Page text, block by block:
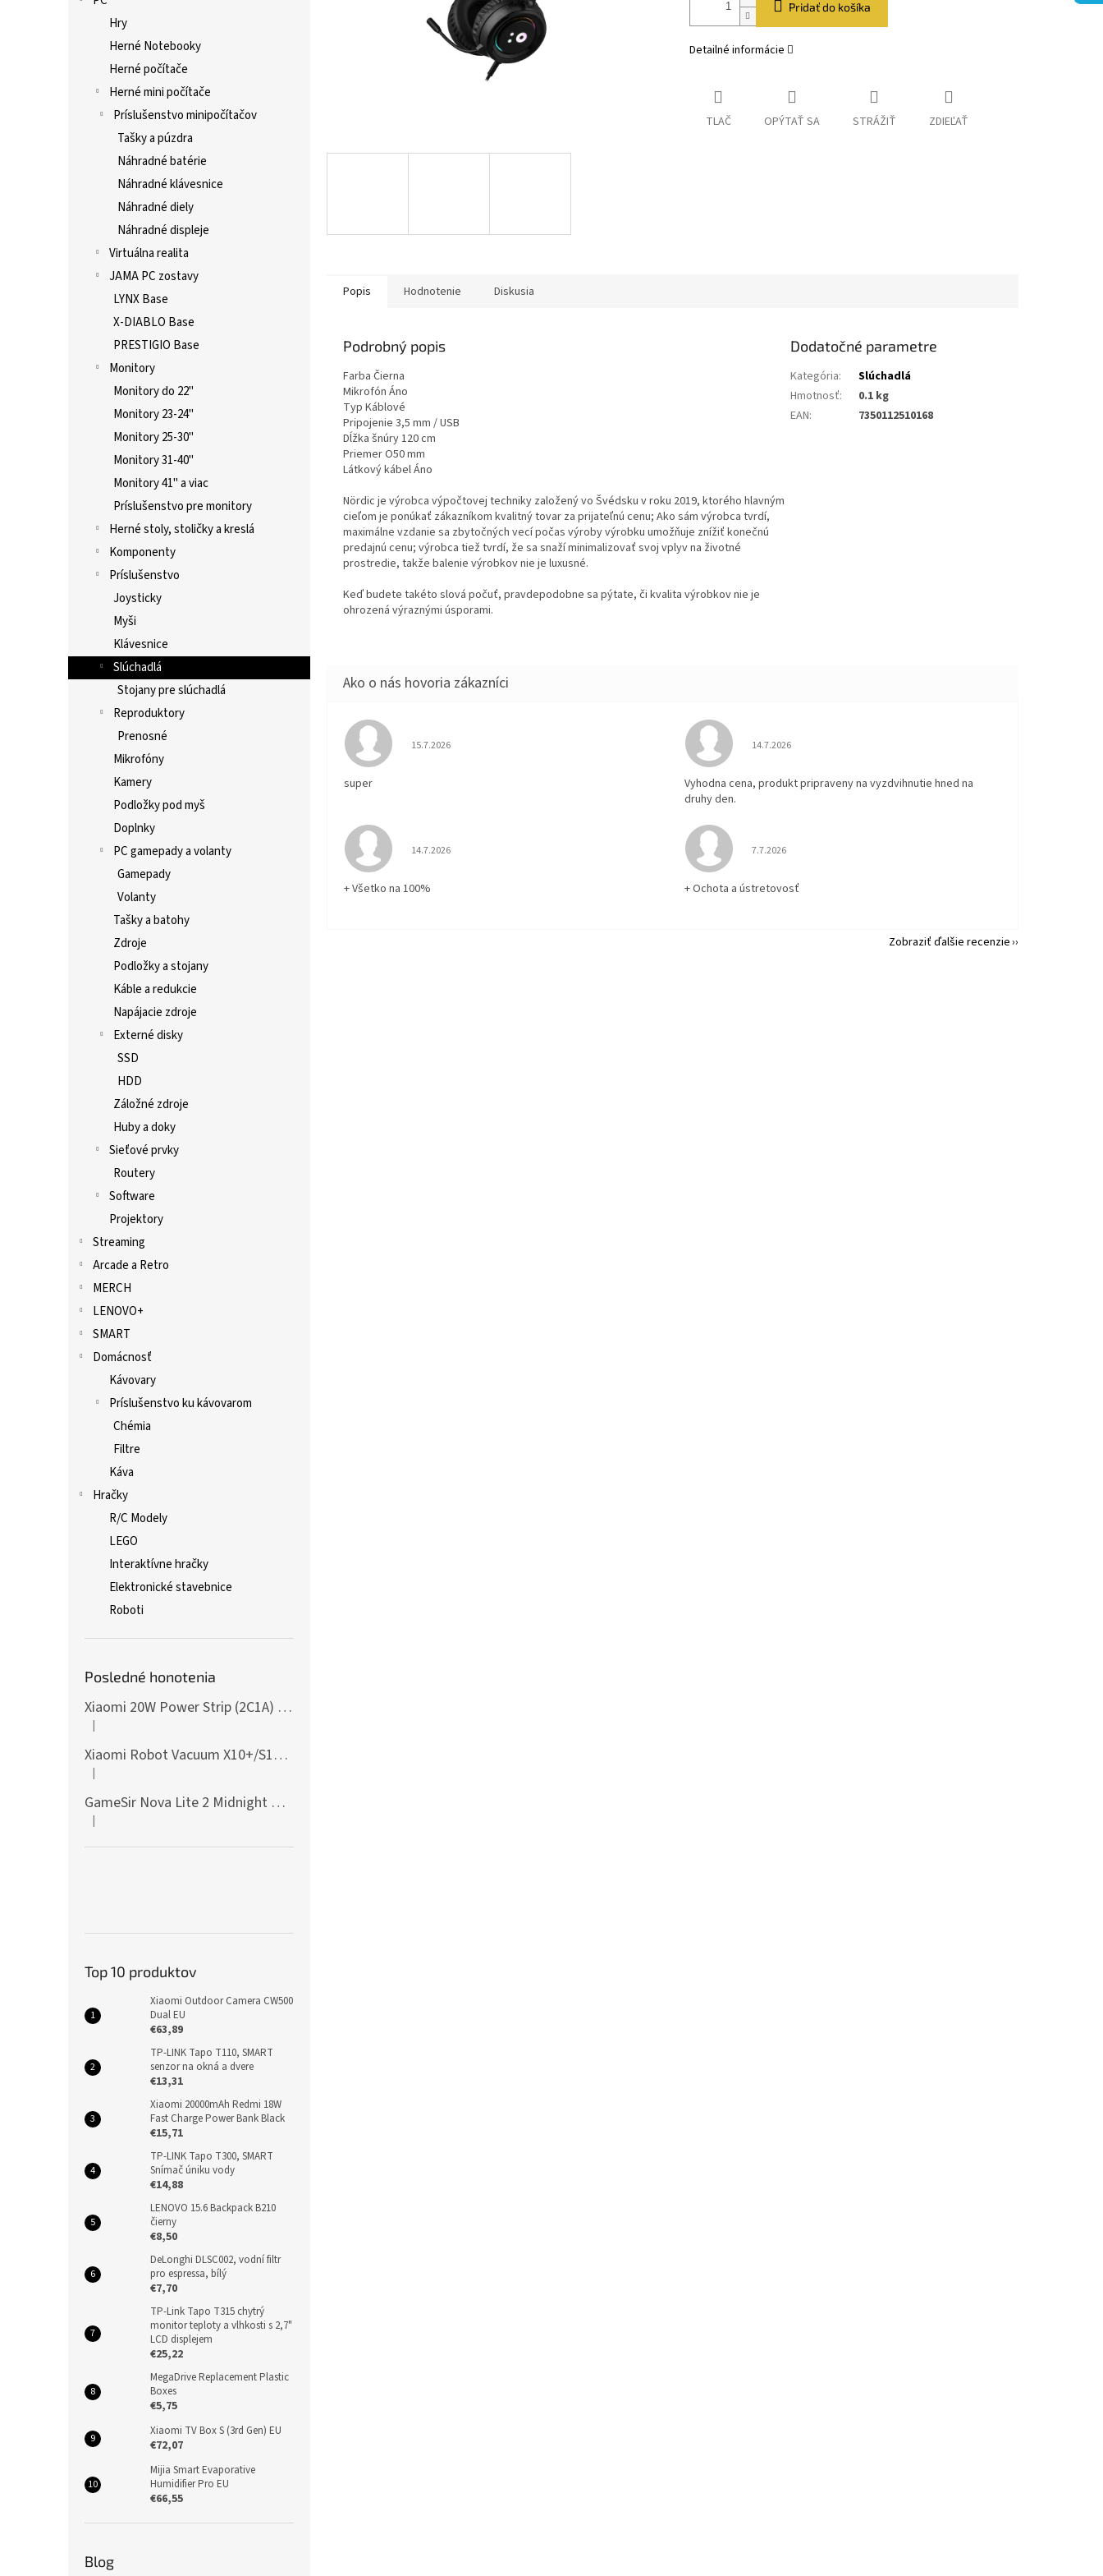
Hry
Herné Notebooky
Herné počítače
Herné mini počítače
Príslušenstvo minipočítačov
Tašky a púzdra
Náhradné batérie
Náhradné klávesnice
Náhradné diely
Náhradné displeje
Virtuálna realita
JAMA PC zostavy
LYNX Base
X-DIABLO Base
PRESTIGIO Base
Monitory
Monitory do 22"
Monitory 23-24"
Monitory 25-30"
Monitory 31-40"
Monitory 41" a viac
Príslušenstvo pre monitory
Herné stoly, stoličky a kreslá
Komponenty
Príslušenstvo
Joysticky
Myši
Klávesnice
Slúchadlá
Stojany pre slúchadlá
Reproduktory
Prenosné
Mikrofóny
Kamery
Podložky pod myš
Doplnky
PC gamepady a volanty
Gamepady
Volanty
Tašky a batohy
Zdroje
Podložky a stojany
Káble a redukcie
Napájacie zdroje
Externé disky
SSD
HDD
Záložné zdroje
Huby a doky
Sieťové prvky
Routery
Software
Projektory
Streaming
Arcade a Retro
MERCH
LENOVO+
SMART
Domácnosť
Kávovary
Príslušenstvo ku kávovarom
Chémia
Filtre
Káva
Hračky
R/C Modely
LEGO
Interaktívne hračky
Elektronické stavebnice
Roboti
Posledné honotenia
Xiaomi 20W Power Strip (2C1A) EU
Hodnotenie produktu je 5 z 5 hviezdičiek.
|
Xiaomi Robot Vacuum X10+/S10+/X10/X20+ Side Brush
Hodnotenie produktu je 5 z 5 hviezdičiek.
|
GameSir Nova Lite 2 Midnight Gray
Hodnotenie produktu je 5 z 5 hviezdičiek.
|
Top 10 produktov
Xiaomi Outdoor Camera CW500
Dual EU
€63,89
TP-LINK Tapo T110, SMART
senzor na okná a dvere
€13,31
Xiaomi 20000mAh Redmi 18W
Fast Charge Power Bank Black
€15,71
TP-LINK Tapo T300, SMART
Snímač úniku vody
€14,88
LENOVO 15.6 Backpack B210
čierny
€8,50
DeLonghi DLSC002, vodní filtr
pro espressa, bílý
€7,70
TP-Link Tapo T315 chytrý
monitor teploty a vlhkosti s 2,7"
LCD displejem
€25,22
MegaDrive Replacement Plastic
Boxes
€5,75
Xiaomi TV Box S (3rd Gen) EU
€72,07
Mijia Smart Evaporative
Humidifier Pro EU
€66,55
Blog
Pridať do košíka
Detailné informácie
TLAČ OPÝTAŤ SA STRÁŽIŤ ZDIEĽAŤ
Popis Hodnotenie Diskusia
Podrobný popis
Farba Čierna
Mikrofón Áno
Typ Káblové
Pripojenie 3,5 mm / USB
Dĺžka šnúry 120 cm
Priemer O50 mm
Látkový kábel Áno
Nördic je výrobca výpočtovej techniky založený vo Švédsku v roku 2019, ktorého hlavným
cieľom je ponúkať zákazníkom kvalitný tovar za prijateľnú cenu; Ako sám výrobca tvrdí,
maximálne vzdanie sa zbytočných vecí počas výroby výrobku umožňuje znížiť konečnú
predajnú cenu; výrobca tiež tvrdí, že sa snaží minimalizovať svoj vplyv na životné
prostredie, takže balenie výrobkov nie je luxusné.
Keď budete takéto slová počuť, pravdepodobne sa pýtate, či kvalita výrobkov nie je
ohrozená výraznými úsporami.
Dodatočné parametre
Kategória:
Slúchadlá
Hmotnosť:
0.1 kg
EAN: 7350112510168
Hodnotenie obchodu je 5 z 5 hviezdičiek.
15.7.2026
super
Hodnotenie obchodu je 5 z 5 hviezdičiek.
14.7.2026
Vyhodna cena, produkt pripraveny na vyzdvihnutie hned na
druhy den.
Hodnotenie obchodu je 5 z 5 hviezdičiek.
14.7.2026
+ Všetko na 100%
Hodnotenie obchodu je 5 z 5 hviezdičiek.
7.7.2026
+ Ochota a ústretovosť
Zobraziť ďalšie recenzie